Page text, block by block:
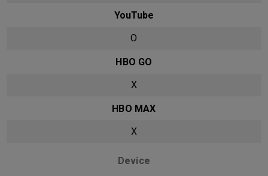
YouTube
O
HBO GO
X
HBO MAX
X
Device